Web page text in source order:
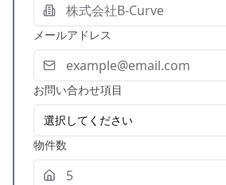
メールアドレス
お問い合わせ項目
選択してください
物件数